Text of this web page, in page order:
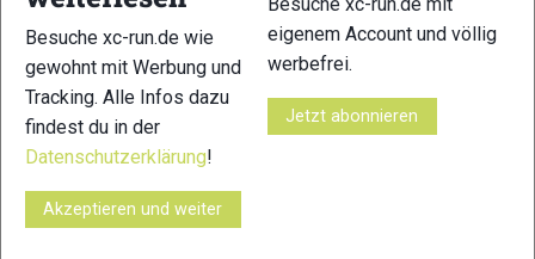
Besuche xc-run.de wie
gewohnt mit Werbung und
Tracking. Alle Infos dazu
findest du in der
Datenschutzerklärung!
Akzeptieren und weiter
Besuche xc-run.de mit
eigenem Account und völlig
werbefrei.
Jetzt abonnieren